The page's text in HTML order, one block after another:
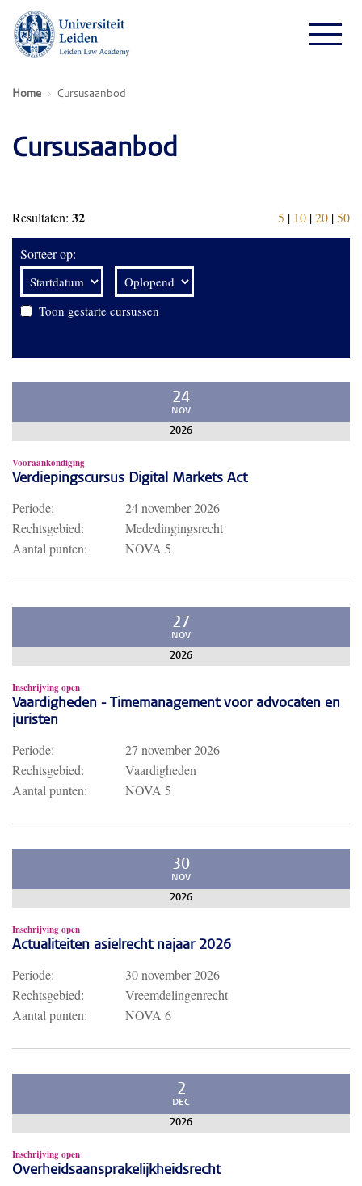
Home Cursusaanbod
Cursusaanbod
Resultaten: 32 5 | 10 |20 |50
Sorteer op:
Toon gestarte cursussen
24
NOV
2026
Vooraankondiging
Verdiepingscursus Digital Markets Act
Periode:
24 november 2026
Rechtsgebied:
Mededingingsrecht
Aantal punten:
NOVA 5
27
NOV
2026
Inschrijving open
Vaardigheden - Timemanagement voor advocaten en
juristen
Periode:
27 november 2026
Rechtsgebied:
Vaardigheden
Aantal punten:
NOVA 5
30
NOV
2026
Inschrijving open
Actualiteiten asielrecht najaar 2026
Periode:
30 november 2026
Rechtsgebied:
Vreemdelingenrecht
Aantal punten:
NOVA 6
2
DEC
2026
Inschrijving open
Overheidsaansprakelijkheidsrecht